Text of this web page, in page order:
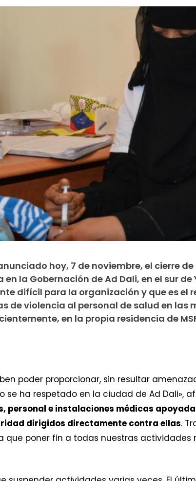
hoy, 7 de noviembre, el cierre de
la Gobernación de Ad Dali, en el sur de
difícil para la organización y que es el
de violencia al personal de salud en las
en la propia residencia de
poder proporcionar, sin resultar
se ha respetado en la ciudad de Ad Dali»,
personal e instalaciones médicas
dirigidos directamente contra ellas.
que poner fin a todas nuestras